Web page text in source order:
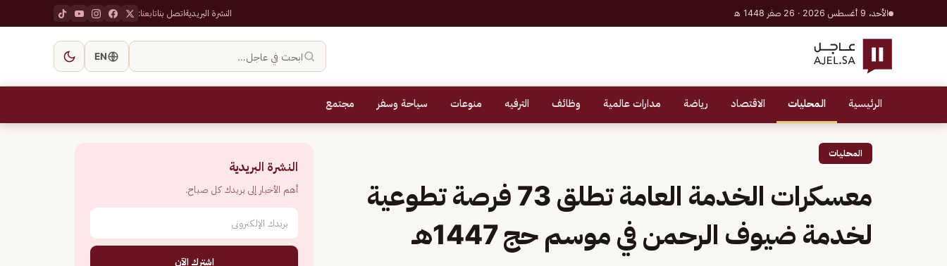
الأحد، 9 أغسطس 2026 · 26 صفر 1448 هـ النشرة البريديةاتصل بناتابعنا:
ابحث في عاجل… EN
الرئيسية المحليات الاقتصاد رياضة مدارات عالمية وظائف الترفيه منوعات سياحة وسفر مجتمع
المحليات
معسكرات الخدمة العامة تطلق 73 فرصة تطوعية
لخدمة ضيوف الرحمن في موسم حج 1447هـ
النشرة البريدية
أهم الأخبار إلى بريدك كل صباح.
اشترك الآن